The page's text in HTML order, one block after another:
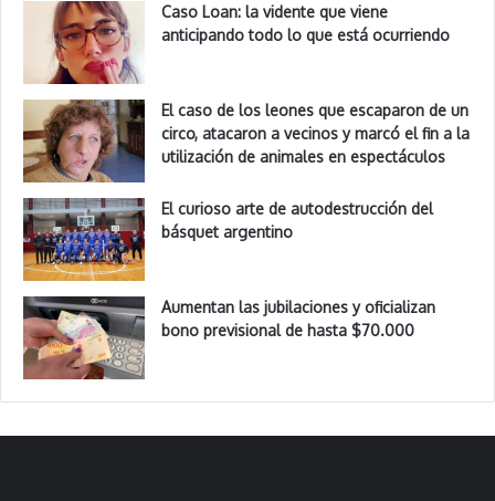
Caso Loan: la vidente que viene
anticipando todo lo que está ocurriendo
El caso de los leones que escaparon de un
circo, atacaron a vecinos y marcó el fin a la
utilización de animales en espectáculos
El curioso arte de autodestrucción del
básquet argentino
Aumentan las jubilaciones y oficializan
bono previsional de hasta $70.000